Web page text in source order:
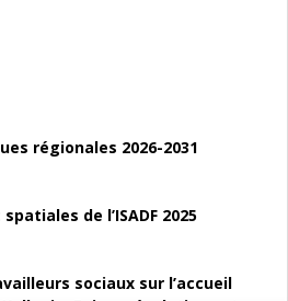
régionales 2026-2031
de l’ISADF 2025
sociaux sur l’accueil